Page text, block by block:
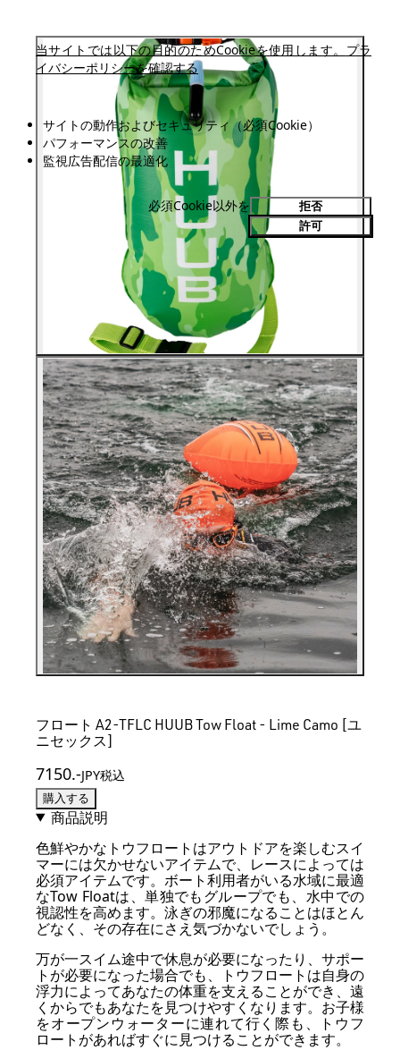
当サイトでは以下の目的のためCookieを使用します。 プラ
イバシーポリシーを確認する
サイトの動作およびセキュリティ（必須Cookie）
パフォーマンスの改善
監視広告配信の最適化
必須Cookie以外を
拒否
許可
フロート A2-TFLC HUUB Tow Float - Lime Camo [ユ
ニセックス]
7150.-JPY税込
購入する
商品説明
色鮮やかなトウフロートはアウトドアを楽しむスイ
マーには欠かせないアイテムで、レースによっては
必須アイテムです。ボート利用者がいる水域に最適
なTow Floatは、単独でもグループでも、水中での
視認性を高めます。泳ぎの邪魔になることはほとん
どなく、その存在にさえ気づかないでしょう。
万が一スイム途中で休息が必要になったり、サポー
トが必要になった場合でも、トウフロートは自身の
浮力によってあなたの体重を支えることができ、遠
くからでもあなたを見つけやすくなります。お子様
をオープンウォーターに連れて行く際も、トウフ
ロートがあればすぐに見つけることができます。